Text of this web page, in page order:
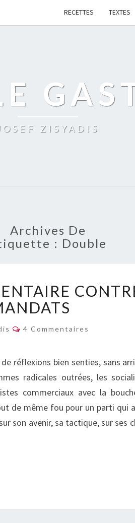
RECETTES TEXTES
JOSEF ZISYADIS
Archives De
: Double
Commentaires
4 Commentaires
réflexions bien senties, sans
radicales outrées, les
commerciaux avec la
de même fou pour un parti qui
son avenir, sa tactique, sur ses
LA SUITE